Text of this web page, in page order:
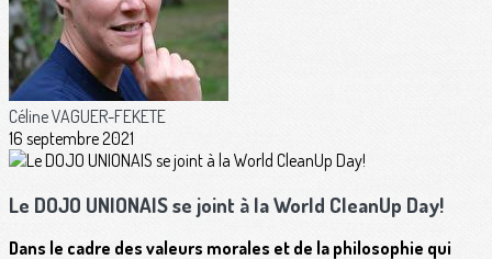
Céline VAGUER-FEKETE
16 septembre 2021
Le DOJO UNIONAIS se joint à la World CleanUp Day!
Dans le cadre des valeurs morales et de la philosophie qui